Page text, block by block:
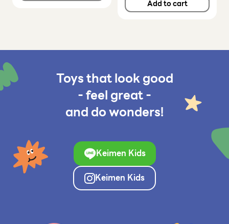
Add to cart
Toys that look good
- feel great -
and do wonders!
Keimen Kids
Keimen Kids